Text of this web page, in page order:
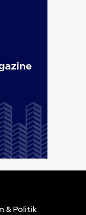
& Politik